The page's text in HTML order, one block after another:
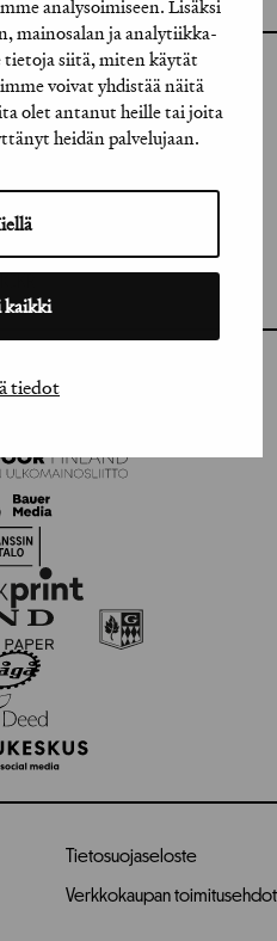
analysoimiseen. Lisäksi
mainosalan ja analytiikka-
tietoja siitä, miten käytät
voivat yhdistää näitä
olet antanut heille tai joita
heidän palvelujaan.
kaikki
tiedot
Tietosuojaseloste
Verkkokaupan toimitusehdot